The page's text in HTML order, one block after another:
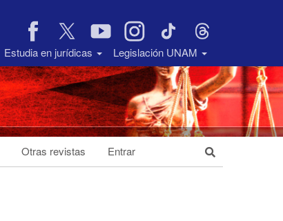
Estudia en jurídicas Legislación UNAM
Otras revistas Entrar